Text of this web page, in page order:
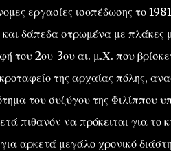
εργασίες ισοπέδωσης το
και δάπεδα στρωμένα με
του 2ου-3ου αι. μ.Χ. που
της αρχαίας πόλης,
του συζύγου της Φιλίππου
πιθανόν να πρόκειται για το
αρκετά μεγάλο χρονικό